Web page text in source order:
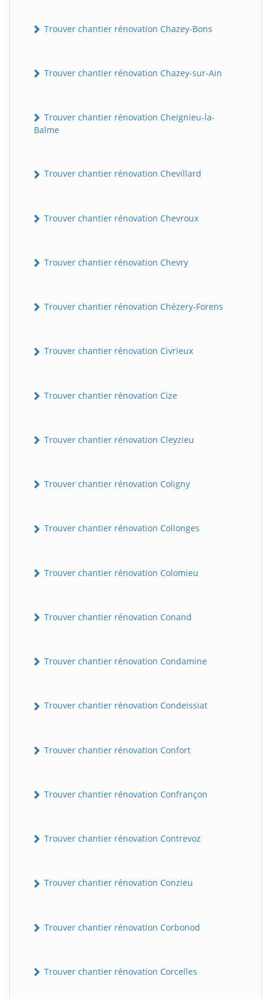
Trouver chantier rénovation Chazey-Bons
Trouver chantier rénovation Chazey-sur-Ain
Trouver chantier rénovation Cheignieu-la-
Balme
Trouver chantier rénovation Chevillard
Trouver chantier rénovation Chevroux
Trouver chantier rénovation Chevry
Trouver chantier rénovation Chézery-Forens
Trouver chantier rénovation Civrieux
Trouver chantier rénovation Cize
Trouver chantier rénovation Cleyzieu
Trouver chantier rénovation Coligny
Trouver chantier rénovation Collonges
Trouver chantier rénovation Colomieu
Trouver chantier rénovation Conand
Trouver chantier rénovation Condamine
Trouver chantier rénovation Condeissiat
Trouver chantier rénovation Confort
Trouver chantier rénovation Confrançon
Trouver chantier rénovation Contrevoz
Trouver chantier rénovation Conzieu
Trouver chantier rénovation Corbonod
Trouver chantier rénovation Corcelles
B Assistant en ligne